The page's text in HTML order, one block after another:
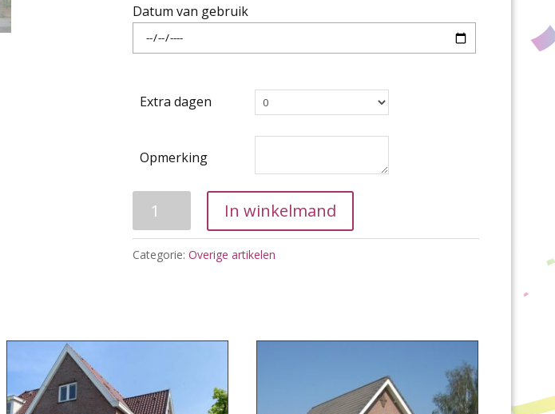
Datum van gebruik
Extra dagen
Opmerking
aantal
In winkelmand
Categorie:Overige artikelen